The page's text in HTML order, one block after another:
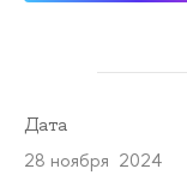
Дата
28 ноября 2024